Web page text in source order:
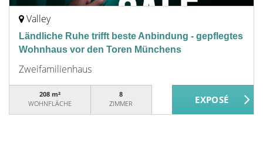
Valley
Ländliche Ruhe trifft beste Anbindung - gepflegtes
Wohnhaus vor den Toren Münchens
Zweifamilienhaus
208 m²
WOHNFLÄCHE
8
ZIMMER